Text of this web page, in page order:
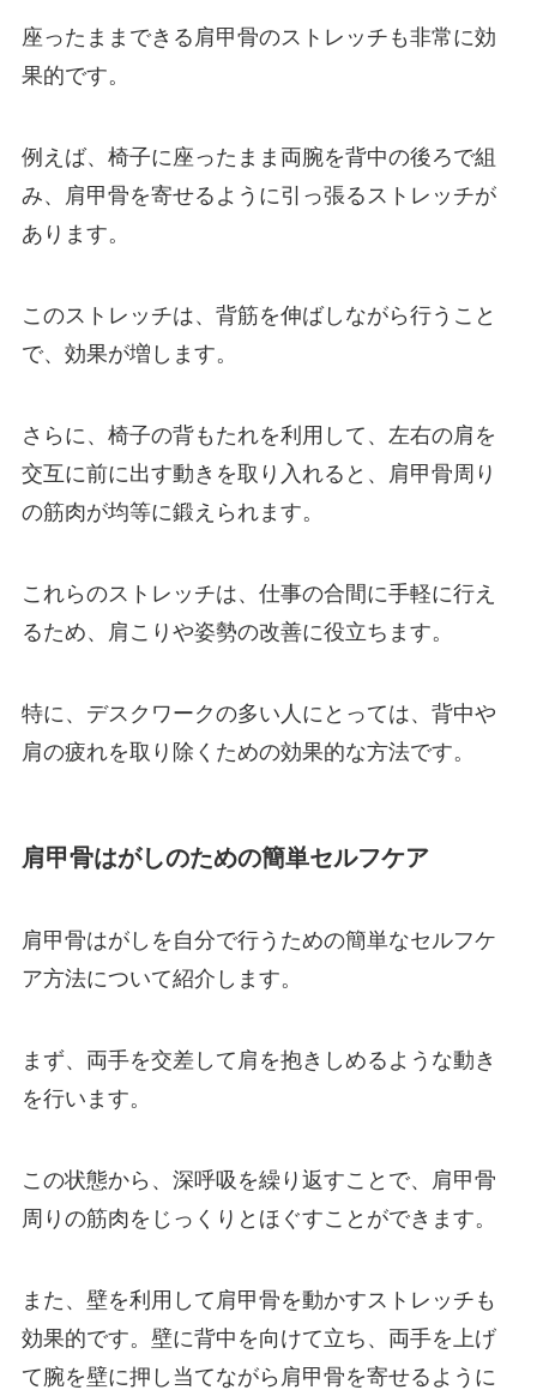
座ったままできる肩甲骨のストレッチも非常に効
果的です。
例えば、椅子に座ったまま両腕を背中の後ろで組
み、肩甲骨を寄せるように引っ張るストレッチが
あります。
このストレッチは、背筋を伸ばしながら行うこと
で、効果が増します。
さらに、椅子の背もたれを利用して、左右の肩を
交互に前に出す動きを取り入れると、肩甲骨周り
の筋肉が均等に鍛えられます。
これらのストレッチは、仕事の合間に手軽に行え
るため、肩こりや姿勢の改善に役立ちます。
特に、デスクワークの多い人にとっては、背中や
肩の疲れを取り除くための効果的な方法です。
肩甲骨はがしのための簡単セルフケア
肩甲骨はがしを自分で行うための簡単なセルフケ
ア方法について紹介します。
まず、両手を交差して肩を抱きしめるような動き
を行います。
この状態から、深呼吸を繰り返すことで、肩甲骨
周りの筋肉をじっくりとほぐすことができます。
また、壁を利用して肩甲骨を動かすストレッチも
効果的です。壁に背中を向けて立ち、両手を上げ
て腕を壁に押し当てながら肩甲骨を寄せるように